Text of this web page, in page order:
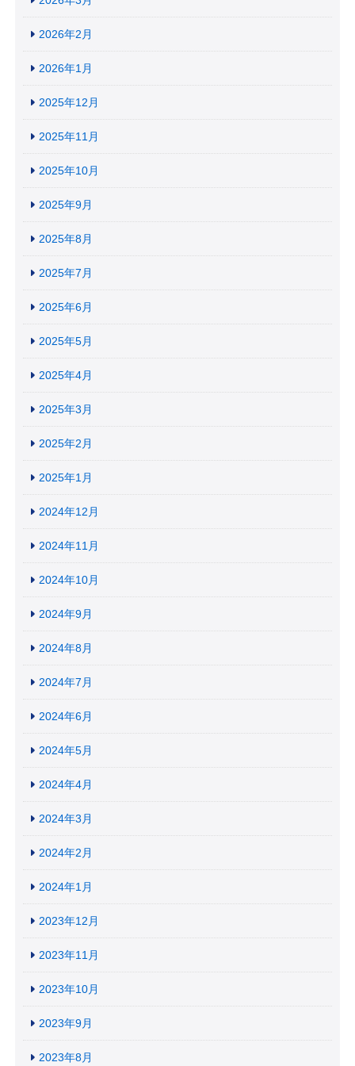
2026年2月
2026年1月
2025年12月
2025年11月
2025年10月
2025年9月
2025年8月
2025年7月
2025年6月
2025年5月
2025年4月
2025年3月
2025年2月
2025年1月
2024年12月
2024年11月
2024年10月
2024年9月
2024年8月
2024年7月
2024年6月
2024年5月
2024年4月
2024年3月
2024年2月
2024年1月
2023年12月
2023年11月
2023年10月
2023年9月
2023年8月